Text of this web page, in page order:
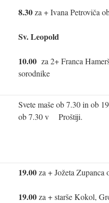
8.30za + Ivana Petroviča
Sv. Leopold
10.00 za 2+ Franca
sorodnike
Svete maše ob 7.30 in ob
ob 7.30 v Proštiji.
19.00za + Jožeta Zupanca
19.00za + starše Kokol,